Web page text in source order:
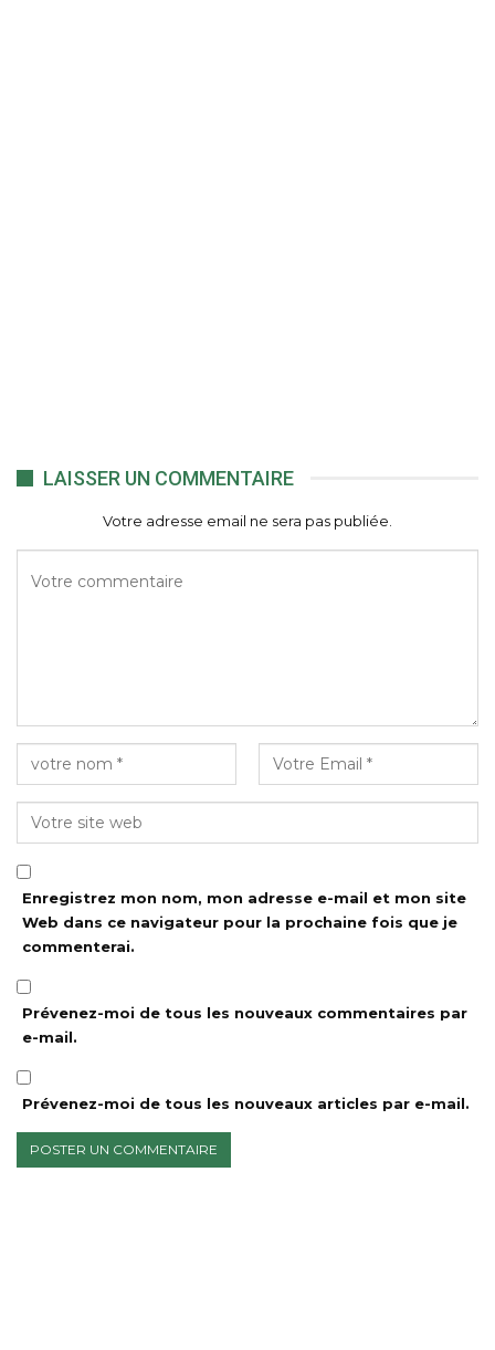
LAISSER UN COMMENTAIRE
Votre adresse email ne sera pas publiée.
Enregistrez mon nom, mon adresse e-mail et mon site
Web dans ce navigateur pour la prochaine fois que je
commenterai.
Prévenez-moi de tous les nouveaux commentaires par
e-mail.
Prévenez-moi de tous les nouveaux articles par e-mail.